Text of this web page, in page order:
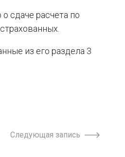
сдаче расчета по
из его раздела 3
Следующая запись